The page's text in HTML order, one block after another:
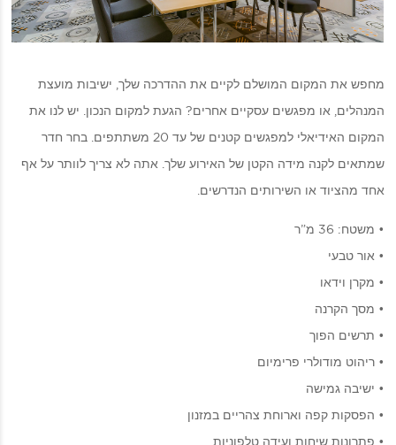
מחפש את המקום המושלם לקיים את ההדרכה שלך, ישיבות מועצת
המנהלים, או מפגשים עסקיים אחרים? הגעת למקום הנכון. יש לנו את
המקום האידיאלי למפגשים קטנים של עד 20 משתתפים. בחר חדר
שמתאים לקנה מידה הקטן של האירוע שלך. אתה לא צריך לוותר על אף
אחד מהציוד או השירותים הנדרשים.
• משטח: 36 מ”ר
• אור טבעי
• מקרן וידאו
• מסך הקרנה
• תרשים הפוך
• ריהוט מודולרי פרימיום
• ישיבה גמישה
• הפסקות קפה וארוחת צהריים במזנון
• פתרונות שיחות ועידה טלפוניות